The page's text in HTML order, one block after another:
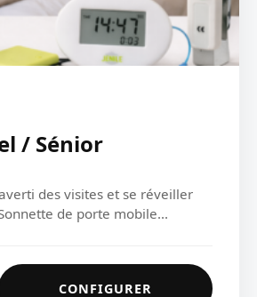
/ Sénior
des visites et se réveiller
de porte mobile...
CONFIGURER